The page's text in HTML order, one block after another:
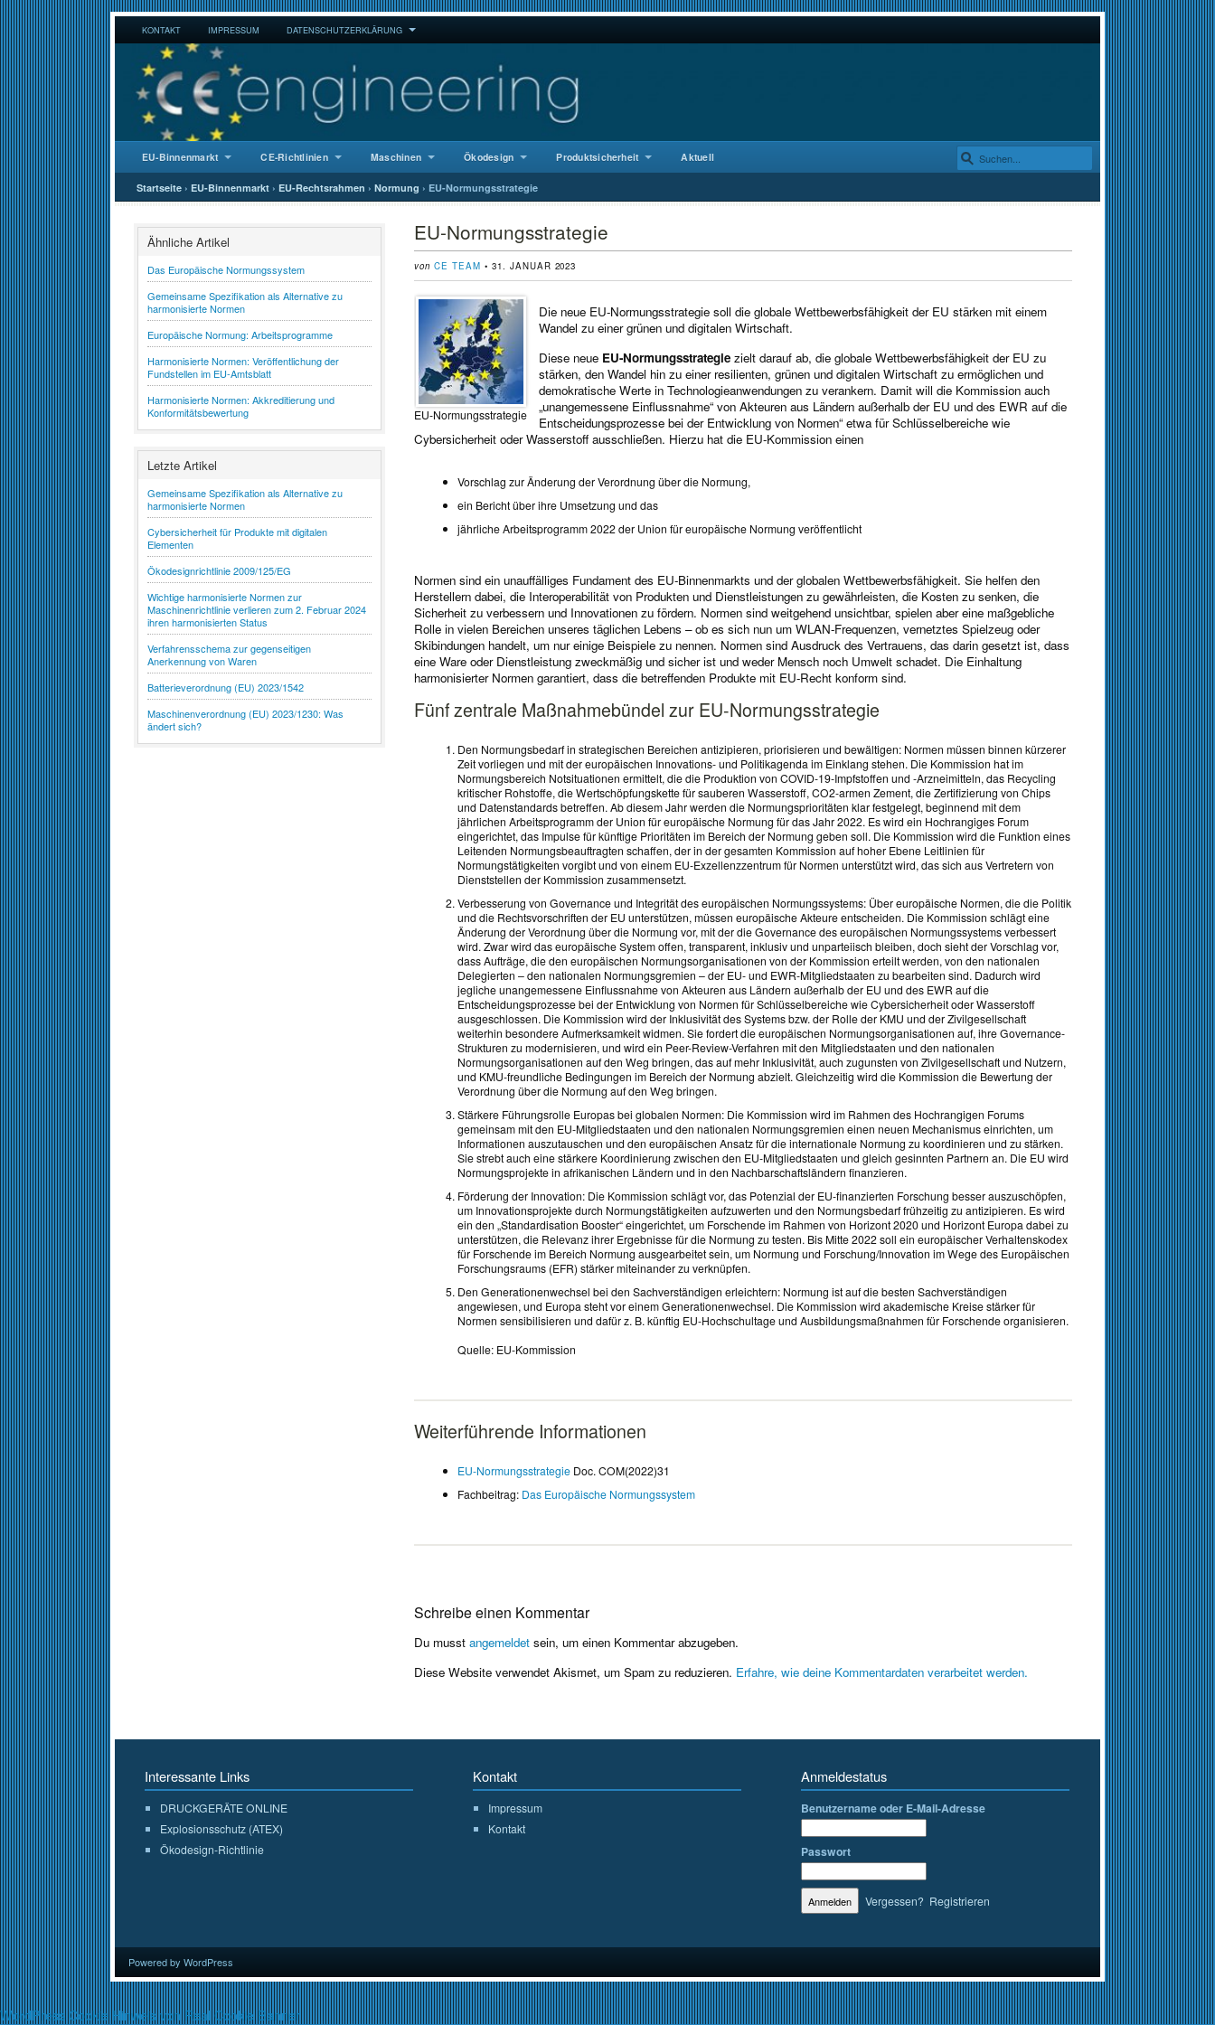
KONTAKT IMPRESSUM DATENSCHUTZERKLÄRUNG
EU-Binnenmarkt CE-Richtlinien Maschinen Ökodesign Produktsicherheit Aktuell
Startseite › EU-Binnenmarkt › EU-Rechtsrahmen › Normung › EU-Normungsstrategie
Ähnliche Artikel
Das Europäische Normungssystem
Gemeinsame Spezifikation als Alternative zu
harmonisierte Normen
Europäische Normung: Arbeitsprogramme
Harmonisierte Normen: Veröffentlichung der
Fundstellen im EU-Amtsblatt
Harmonisierte Normen: Akkreditierung und
Konformitätsbewertung
Letzte Artikel
Gemeinsame Spezifikation als Alternative zu
harmonisierte Normen
Cybersicherheit für Produkte mit digitalen
Elementen
Ökodesignrichtlinie 2009/125/EG
Wichtige harmonisierte Normen zur
Maschinenrichtlinie verlieren zum 2. Februar 2024
ihren harmonisierten Status
Verfahrensschema zur gegenseitigen
Anerkennung von Waren
Batterieverordnung (EU) 2023/1542
Maschinenverordnung (EU) 2023/1230: Was
ändert sich?
EU-Normungsstrategie
von CE TEAM • 31. JANUAR 2023
EU-Normungsstrategie
Die neue EU-Normungsstrategie soll die globale Wettbewerbsfähigkeit der EU stärken mit einem
Wandel zu einer grünen und digitalen Wirtschaft.
Diese neue EU-Normungsstrategie zielt darauf ab, die globale Wettbewerbsfähigkeit der EU zu
stärken, den Wandel hin zu einer resilienten, grünen und digitalen Wirtschaft zu ermöglichen und
demokratische Werte in Technologieanwendungen zu verankern. Damit will die Kommission auch
„unangemessene Einflussnahme“ von Akteuren aus Ländern außerhalb der EU und des EWR auf die
Entscheidungsprozesse bei der Entwicklung von Normen“ etwa für Schlüsselbereiche wie
Cybersicherheit oder Wasserstoff ausschließen. Hierzu hat die EU-Kommission einen
Vorschlag zur Änderung der Verordnung über die Normung,
ein Bericht über ihre Umsetzung und das
jährliche Arbeitsprogramm 2022 der Union für europäische Normung veröffentlicht
Normen sind ein unauffälliges Fundament des EU-Binnenmarkts und der globalen Wettbewerbsfähigkeit. Sie helfen den
Herstellern dabei, die Interoperabilität von Produkten und Dienstleistungen zu gewährleisten, die Kosten zu senken, die
Sicherheit zu verbessern und Innovationen zu fördern. Normen sind weitgehend unsichtbar, spielen aber eine maßgebliche
Rolle in vielen Bereichen unseres täglichen Lebens – ob es sich nun um WLAN-Frequenzen, vernetztes Spielzeug oder
Skibindungen handelt, um nur einige Beispiele zu nennen. Normen sind Ausdruck des Vertrauens, das darin gesetzt ist, dass
eine Ware oder Dienstleistung zweckmäßig und sicher ist und weder Mensch noch Umwelt schadet. Die Einhaltung
harmonisierter Normen garantiert, dass die betreffenden Produkte mit EU-Recht konform sind.
Fünf zentrale Maßnahmebündel zur EU-Normungsstrategie
Den Normungsbedarf in strategischen Bereichen antizipieren, priorisieren und bewältigen: Normen müssen binnen kürzerer
Zeit vorliegen und mit der europäischen Innovations- und Politikagenda im Einklang stehen. Die Kommission hat im
Normungsbereich Notsituationen ermittelt, die die Produktion von COVID-19-Impfstoffen und -Arzneimitteln, das Recycling
kritischer Rohstoffe, die Wertschöpfungskette für sauberen Wasserstoff, CO2-armen Zement, die Zertifizierung von Chips
und Datenstandards betreffen. Ab diesem Jahr werden die Normungsprioritäten klar festgelegt, beginnend mit dem
jährlichen Arbeitsprogramm der Union für europäische Normung für das Jahr 2022. Es wird ein Hochrangiges Forum
eingerichtet, das Impulse für künftige Prioritäten im Bereich der Normung geben soll. Die Kommission wird die Funktion eines
Leitenden Normungsbeauftragten schaffen, der in der gesamten Kommission auf hoher Ebene Leitlinien für
Normungstätigkeiten vorgibt und von einem EU-Exzellenzzentrum für Normen unterstützt wird, das sich aus Vertretern von
Dienststellen der Kommission zusammensetzt.
Verbesserung von Governance und Integrität des europäischen Normungssystems: Über europäische Normen, die die Politik
und die Rechtsvorschriften der EU unterstützen, müssen europäische Akteure entscheiden. Die Kommission schlägt eine
Änderung der Verordnung über die Normung vor, mit der die Governance des europäischen Normungssystems verbessert
wird. Zwar wird das europäische System offen, transparent, inklusiv und unparteiisch bleiben, doch sieht der Vorschlag vor,
dass Aufträge, die den europäischen Normungsorganisationen von der Kommission erteilt werden, von den nationalen
Delegierten – den nationalen Normungsgremien – der EU- und EWR-Mitgliedstaaten zu bearbeiten sind. Dadurch wird
jegliche unangemessene Einflussnahme von Akteuren aus Ländern außerhalb der EU und des EWR auf die
Entscheidungsprozesse bei der Entwicklung von Normen für Schlüsselbereiche wie Cybersicherheit oder Wasserstoff
ausgeschlossen. Die Kommission wird der Inklusivität des Systems bzw. der Rolle der KMU und der Zivilgesellschaft
weiterhin besondere Aufmerksamkeit widmen. Sie fordert die europäischen Normungsorganisationen auf, ihre Governance-
Strukturen zu modernisieren, und wird ein Peer-Review-Verfahren mit den Mitgliedstaaten und den nationalen
Normungsorganisationen auf den Weg bringen, das auf mehr Inklusivität, auch zugunsten von Zivilgesellschaft und Nutzern,
und KMU-freundliche Bedingungen im Bereich der Normung abzielt. Gleichzeitig wird die Kommission die Bewertung der
Verordnung über die Normung auf den Weg bringen.
Stärkere Führungsrolle Europas bei globalen Normen: Die Kommission wird im Rahmen des Hochrangigen Forums
gemeinsam mit den EU-Mitgliedstaaten und den nationalen Normungsgremien einen neuen Mechanismus einrichten, um
Informationen auszutauschen und den europäischen Ansatz für die internationale Normung zu koordinieren und zu stärken.
Sie strebt auch eine stärkere Koordinierung zwischen den EU-Mitgliedstaaten und gleich gesinnten Partnern an. Die EU wird
Normungsprojekte in afrikanischen Ländern und in den Nachbarschaftsländern finanzieren.
Förderung der Innovation: Die Kommission schlägt vor, das Potenzial der EU-finanzierten Forschung besser auszuschöpfen,
um Innovationsprojekte durch Normungstätigkeiten aufzuwerten und den Normungsbedarf frühzeitig zu antizipieren. Es wird
ein den „Standardisation Booster“ eingerichtet, um Forschende im Rahmen von Horizont 2020 und Horizont Europa dabei zu
unterstützen, die Relevanz ihrer Ergebnisse für die Normung zu testen. Bis Mitte 2022 soll ein europäischer Verhaltenskodex
für Forschende im Bereich Normung ausgearbeitet sein, um Normung und Forschung/Innovation im Wege des Europäischen
Forschungsraums (EFR) stärker miteinander zu verknüpfen.
Den Generationenwechsel bei den Sachverständigen erleichtern: Normung ist auf die besten Sachverständigen
angewiesen, und Europa steht vor einem Generationenwechsel. Die Kommission wird akademische Kreise stärker für
Normen sensibilisieren und dafür z. B. künftig EU-Hochschultage und Ausbildungsmaßnahmen für Forschende organisieren.
Quelle: EU-Kommission
Weiterführende Informationen
EU-Normungsstrategie Doc. COM(2022)31
Fachbeitrag: Das Europäische Normungssystem
Schreibe einen Kommentar
Du musst angemeldet sein, um einen Kommentar abzugeben.
Diese Website verwendet Akismet, um Spam zu reduzieren. Erfahre, wie deine Kommentardaten verarbeitet werden.
Interessante Links
DRUCKGERÄTE ONLINE
Explosionsschutz (ATEX)
Ökodesign-Richtlinie
Kontakt
Impressum
Kontakt
Anmeldestatus
Benutzername oder E-Mail-Adresse
Passwort
Vergessen? Registrieren
Powered by WordPress
WordPress Cookie Hinweis von Real Cookie Banner